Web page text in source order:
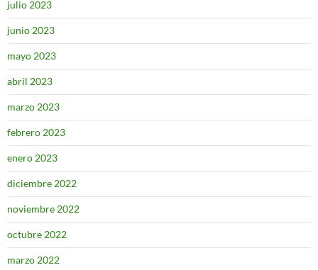
julio 2023
junio 2023
mayo 2023
abril 2023
marzo 2023
febrero 2023
enero 2023
diciembre 2022
noviembre 2022
octubre 2022
marzo 2022